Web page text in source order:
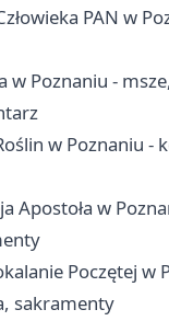
PAN w
w Poznaniu -
w Poznaniu -
Apostoła w
Poczętej w
sakramenty